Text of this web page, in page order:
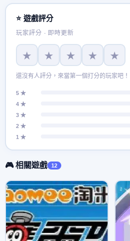
⭐ 遊戲評分
玩家評分 · 即時更新
★ ★ ★ ★ ★
還沒有人評分，來當第一個打分的玩家吧！
5 ★
4 ★
3 ★
2 ★
1 ★
🎮 相關遊戲 12